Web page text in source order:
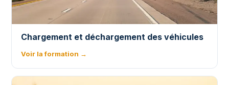
Chargement et déchargement des véhicules
Voir la formation →